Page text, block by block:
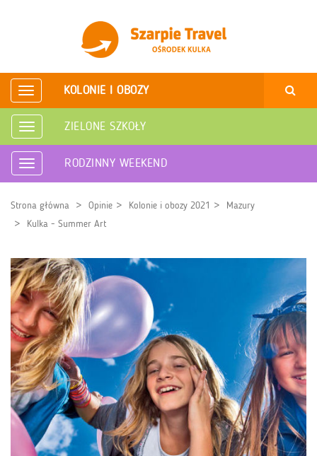
Rozwiń
nawigację
KOLONIE I OBOZY
Rozwiń
nawigację
ZIELONE SZKOŁY
Rozwiń
nawigację
RODZINNY WEEKEND
Strona główna Opinie Kolonie i obozy 2021
Mazury
Kulka - Summer Art